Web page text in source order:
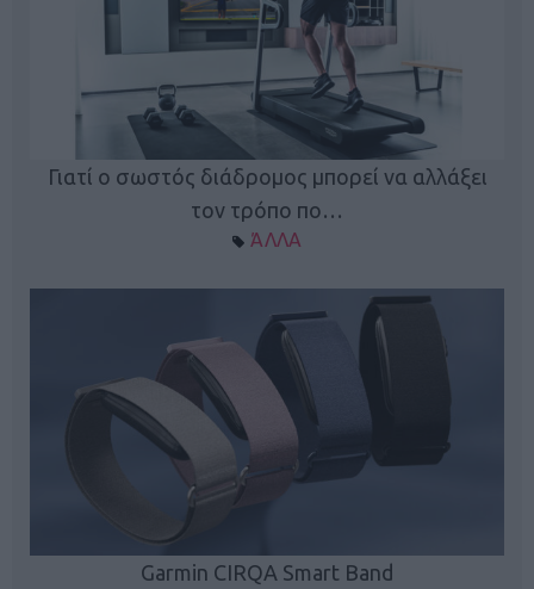
Γιατί ο σωστός διάδρομος μπορεί να αλλάξει
τον τρόπο πο…
ΆΛΛΑ
Garmin CIRQA Smart Band